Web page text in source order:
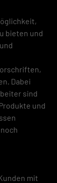
bieten und
Dabei
sind
und
mit